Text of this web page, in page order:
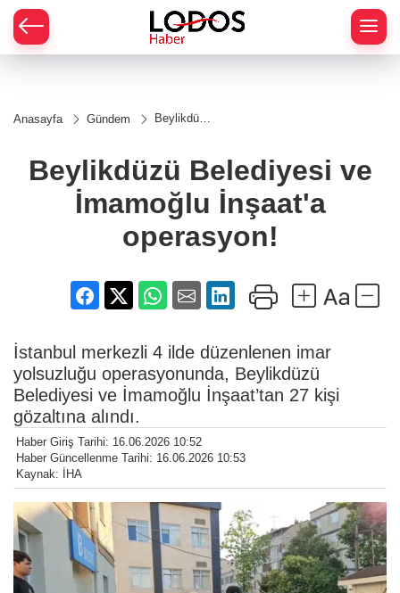
Anasayfa Gündem
Beylikdüzü
İmamoğlu
İnşaat'a
Beylikdüzü Belediyesi ve
İmamoğlu İnşaat'a
operasyon!
İstanbul merkezli 4 ilde düzenlenen imar
yolsuzluğu operasyonunda, Beylikdüzü
Belediyesi ve İmamoğlu İnşaat’tan 27 kişi
gözaltına alındı.
Haber Giriş Tarihi: 16.06.2026 10:52
Haber Güncellenme Tarihi: 16.06.2026 10:53
Kaynak: İHA